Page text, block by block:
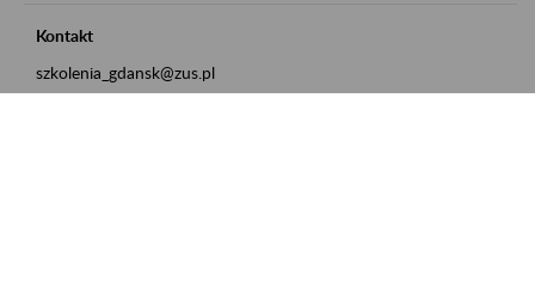
Kontakt
szkolenia_gdansk@zus.pl